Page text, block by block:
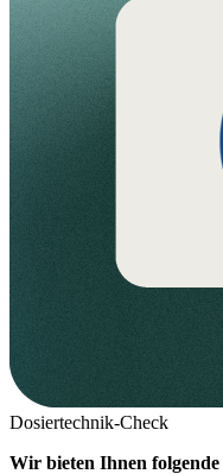
Dosiertechnik-Check
Wir bieten Ihnen